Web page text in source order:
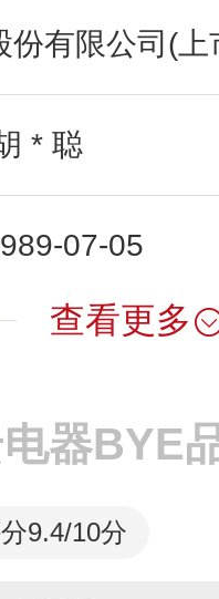
份有限公司(上
* 聪
07-05
查看更多
器BYE
9.4/10分